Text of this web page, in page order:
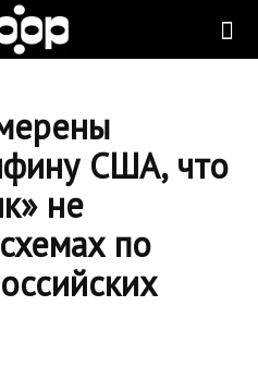
США, что
не
по